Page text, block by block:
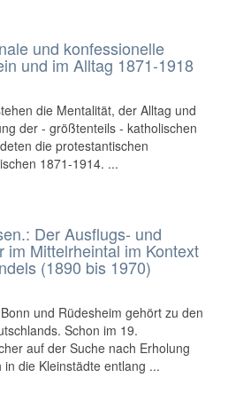
und konfessionelle
und im Alltag 1871-1918
die Mentalität, der Alltag und
der - größtenteils - katholischen
die protestantischen
1871-1914. ...
Der Ausflugs- und
im Mittelrheintal im Kontext
(1890 bis 1970)
und Rüdesheim gehört zu den
Schon im 19.
auf der Suche nach Erholung
die Kleinstädte entlang ...